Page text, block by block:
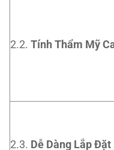
2.2. Tính Thẩm Mỹ
2.3. Dễ Dàng Lắp Đặt